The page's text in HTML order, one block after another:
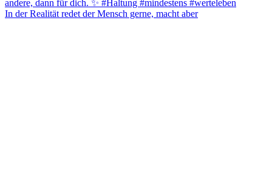
In der Realität redet der Mensch gerne, macht aber